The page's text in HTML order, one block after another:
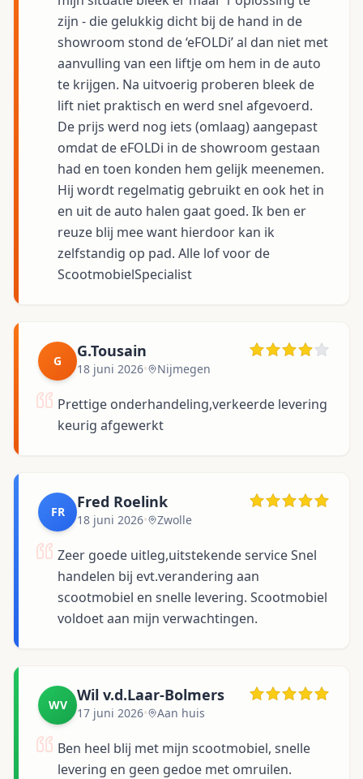
zijn - die gelukkig dicht bij de hand in de
showroom stond de ‘eFOLDi’ al dan niet met
aanvulling van een liftje om hem in de auto
te krijgen. Na uitvoerig proberen bleek de
lift niet praktisch en werd snel afgevoerd.
De prijs werd nog iets (omlaag) aangepast
omdat de eFOLDi in de showroom gestaan
had en toen konden hem gelijk meenemen.
Hij wordt regelmatig gebruikt en ook het in
en uit de auto halen gaat goed. Ik ben er
reuze blij mee want hierdoor kan ik
zelfstandig op pad. Alle lof voor de
ScootmobielSpecialist
G
G.Tousain
18 juni 2026• Nijmegen
Prettige onderhandeling,verkeerde levering
keurig afgewerkt
FR
Fred Roelink
18 juni 2026• Zwolle
Zeer goede uitleg,uitstekende service Snel
handelen bij evt.verandering aan
scootmobiel en snelle levering. Scootmobiel
voldoet aan mijn verwachtingen.
WV
Wil v.d.Laar-Bolmers
17 juni 2026• Aan huis
Ben heel blij met mijn scootmobiel, snelle
levering en geen gedoe met omruilen.